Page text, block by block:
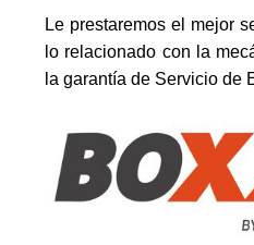
Le prestaremos el mejor
lo relacionado con la
la garantía de Servicio de